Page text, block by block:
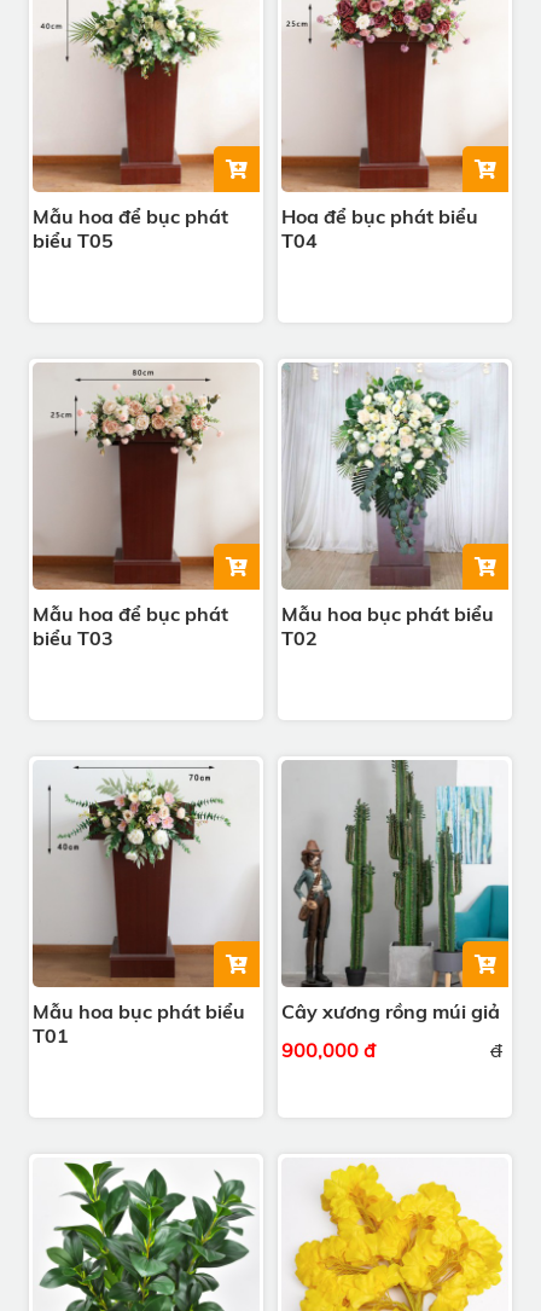
Mẫu hoa để bục phát
biểu T05
Hoa để bục phát biểu
T04
Mẫu hoa để bục phát
biểu T03
Mẫu hoa bục phát biểu
T02
Mẫu hoa bục phát biểu
T01
Cây xương rồng múi giả
đ
900,000 đ